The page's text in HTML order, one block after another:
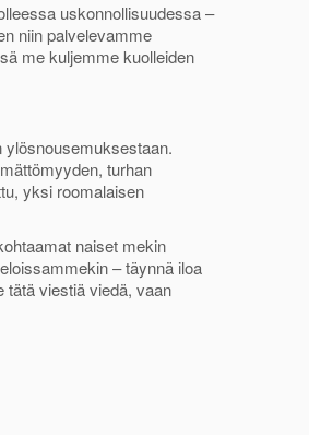
uskonnollisuudessa –
niin palvelevamme
me kuljemme kuolleiden
turhan
yksi roomalaisen
naiset mekin
– täynnä iloa
tätä viestiä viedä, vaan